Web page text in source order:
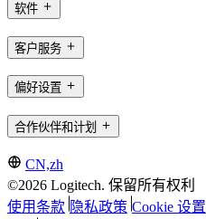
软件
客户服务
偏好设置
合作伙伴和计划
CN,zh
©2026 Logitech. 保留所有权利
使用条款 隐私政策 Cookie 设置